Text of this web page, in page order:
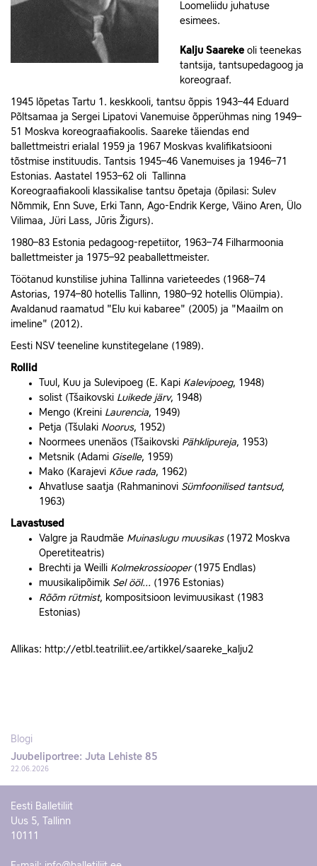
Loomeliidu juhatuse
esimees.
Kalju Saareke oli teenekas
tantsija, tantsupedagoog ja
koreograaf.
1945 lõpetas Tartu 1. keskkooli, tantsu õppis 1943–44 Eduard
Põltsamaa ja Sergei Lipatovi Vanemuise õpperühmas ning 1949–
51 Moskva koreograafiakoolis. Saareke täiendas end
ballettmeistri erialal 1959 ja 1967 Moskvas kvalifikatsiooni
tõstmise instituudis. Tantsis 1945–46 Vanemuises ja 1946–71
Estonias. Aastatel 1953–62 oli Tallinna
Koreograafiakooli klassikalise tantsu õpetaja (õpilasi: Sulev
Nõmmik, Enn Suve, Erki Tann, Ago‑Endrik Kerge, Väino Aren, Ülo
Vilimaa, Jüri Lass, Jūris Žigurs).
1980–83 Estonia pedagoog‑repetiitor, 1963–74 Filharmoonia
ballettmeister ja 1975–92 peaballettmeister.
Töötanud kunstilise juhina Tallinna varieteedes (1968–74
Astorias, 1974–80 hotellis Tallinn, 1980–92 hotellis Olümpia).
Avaldanud raamatud "Elu kui kabaree" (2005) ja "Maailm on
imeline" (2012).
Eesti NSV teeneline kunstitegelane (1989).
Rollid
Tuul, Kuu ja Sulevipoeg (E. Kapi Kalevipoeg, 1948)
solist (Tšaikovski Luikede järv, 1948)
Mengo (Kreini Laurencia, 1949)
Petja (Tšulaki Noorus, 1952)
Noormees unenäos (Tšaikovski Pähklipureja, 1953)
Metsnik (Adami Giselle, 1959)
Mako (Karajevi Kõue rada, 1962)
Ahvatluse saatja (Rahmaninovi Sümfoonilised tantsud,
1963)
Lavastused
Valgre ja Raudmäe Muinaslugu muusikas(1972 Moskva
Operetiteatris)
Brechti ja Weilli Kolmekrossiooper(1975 Endlas)
muusikalipõimik Sel ööl... (1976 Estonias)
Rõõm rütmist, kompositsioon levimuusikast (1983
Estonias)
Allikas: http://etbl.teatriliit.ee/artikkel/saareke_kalju2
Blogi
Juubeliportree: Juta Lehiste 85
22.06.2026
Eesti Balletiliit
Uus 5, Tallinn
10111